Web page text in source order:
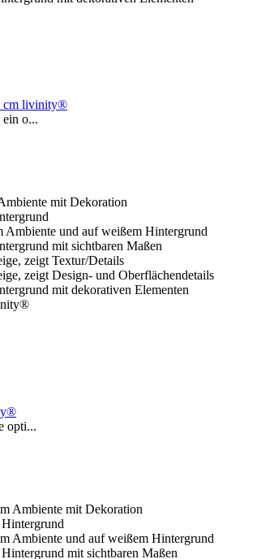
cm livinity®
o...
opti...